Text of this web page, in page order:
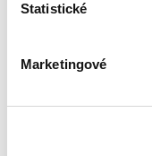
Statistické
Marketingové
390,00 Kč
vést k
takovým